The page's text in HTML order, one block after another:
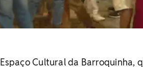
Cultural da Barroquinha,